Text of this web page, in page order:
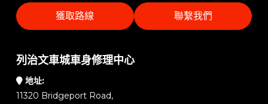
獲取路線 聯繫我們
列治文車城車身修理中心
地址:
11320 Bridgeport Road,